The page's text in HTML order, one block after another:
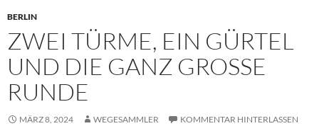
BERLIN
ZWEI TÜRME, EIN GÜRTEL
UND DIE GANZ GROSSE R
UNDE
MÄRZ 8, 2024 WEGESAMMLER KOMMENTAR HINTERLASSEN